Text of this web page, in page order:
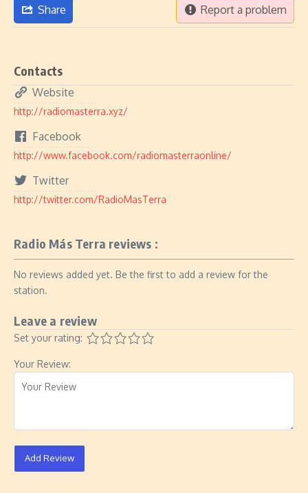
Share Report a problem
Contacts
Website
http://radiomasterra.xyz/
Facebook
http://www.facebook.com/radiomasterraonline/
Twitter
http://twitter.com/RadioMasTerra
Radio Más Terra reviews :
No reviews added yet. Be the first to add a review for the
station.
Leave a review
Set your rating:
Your Review:
Add Review